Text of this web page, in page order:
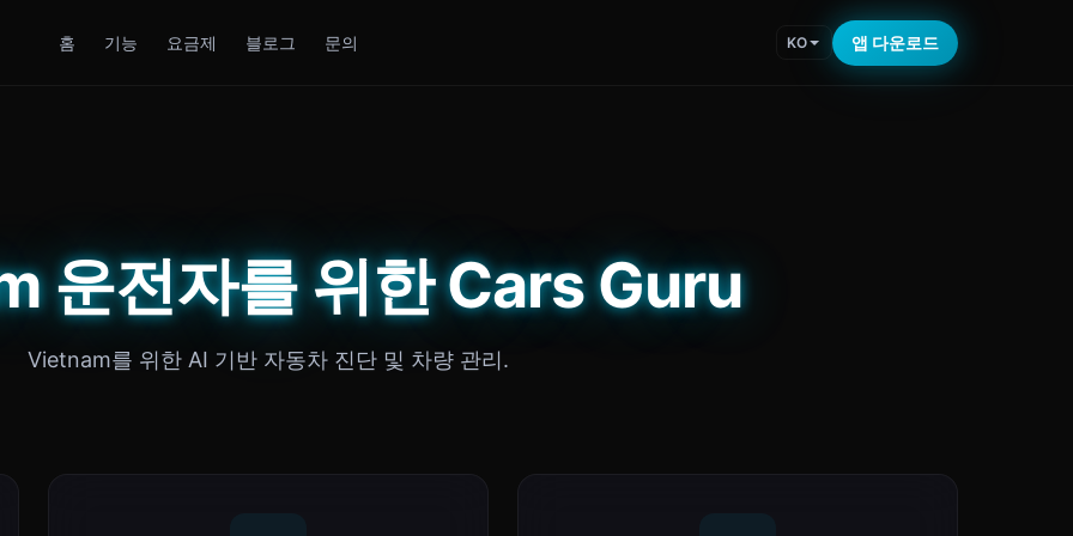
홈 기능 요금제 블로그 문의 KO 앱 다운로드
운전자를 위한 Cars Guru
Vietnam를 위한 AI 기반 자동차 진단 및 차량 관리.